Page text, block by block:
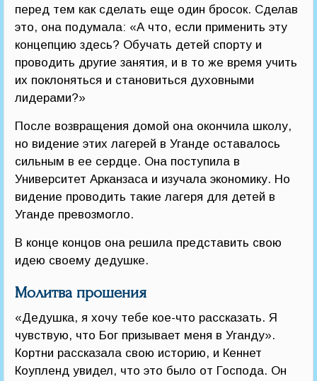
перед тем как сделать еще один бросок. Сделав
это, она подумала: «А что, если применить эту
концепцию здесь? Обучать детей спорту и
проводить другие занятия, и в то же время учить
их поклоняться и становиться духовными
лидерами?»
После возвращения домой она окончила школу,
но видение этих лагерей в Уганде оставалось
сильным в ее сердце. Она поступила в
Университет Арканзаса и изучала экономику. Но
видение проводить такие лагеря для детей в
Уганде превозмогло.
В конце концов она решила представить свою
идею своему дедушке.
Молитва прошения
«Дедушка, я хочу тебе кое-что рассказать. Я
чувствую, что Бог призывает меня в Уганду».
Кортни рассказала свою историю, и Кеннет
Коупленд увидел, что это было от Господа. Он